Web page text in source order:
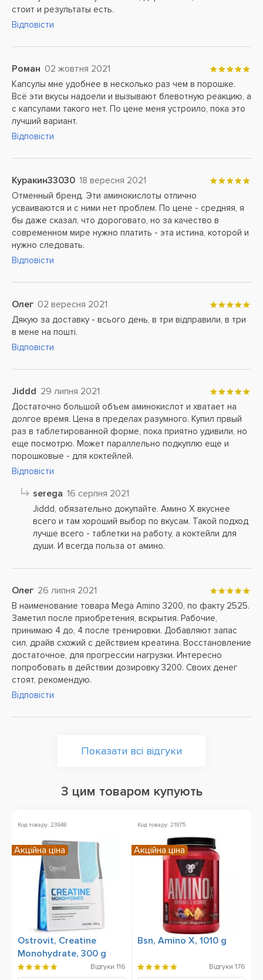
стоит и результаты есть.
Відповісти
Роман 02 жовтня 2021
Капсулы мне удобнее в несколько раз чем в порошке.
Всё эти вкусы надоели и вызывают блевотную реакцию, а
с капсулами такого нет. По цене меня устроило, пока это
лучший вариант.
Відповісти
Куракин33030 18 вересня 2021
Отменный бренд. Эти аминокислоты отлично
усваиваются и с ними нет проблем. По цене - средняя, я
бы даже сказал, что дороговато, но за качество в
современном мире нужно платить - эта истина, которой и
нужно следовать.
Відповісти
Олег 02 вересня 2021
Дякую за доставку - всього день, в три відправили, в три
в мене на пошті.
Відповісти
Jiddd 29 липня 2021
Достаточно большой объем аминокислот и хватает на
долгое время. Цена в пределах разумного. Купил првый
раз в таблетированной форме, пока приятно удивили, но
еще посмотрю. Может параллельно подкуплю еще и
порошковые - для коктейлей.
Відповісти
serega 16 серпня 2021
Jiddd, обязательно докупайте. Амино Х вкуснее
всего и там хороший выбор по вкусам. Такой подход
лучше всего - таблетки на работу, а коктейли для
души. И всегда польза от амино.
Олег 26 липня 2021
В наименование товара Mega Amino 3200, по факту 2525.
Заметил после приобретения, вскрытия. Рабочие,
принимаю 4 до, 4 после тренировки. Добавляют запас
сил, драйв схожий с действием креатина. Восстановление
достаточное, для прогрессии нагрузки. Интересно
попробовать в действии дозировку 3200. Своих денег
стоят, рекомендую.
Відповісти
Показати всі відгуки
З цим товаром купують
Код товару: 23648
Ostrovit, Creatine
Monohydrate, 300 g
Відгуки 116
Акційна ціна
Код товару: 21975
Bsn, Amino X, 1010 g
Відгуки 176
Акційна ціна